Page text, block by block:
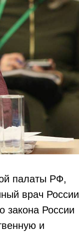
палаты РФ,
врач России
закона России
и